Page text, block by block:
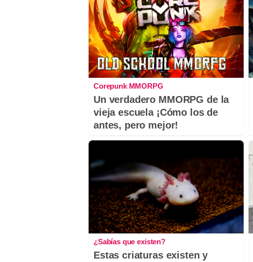
Corepunk MMORPG
Un verdadero MMORPG de la
vieja escuela ¡Cómo los de
antes, pero mejor!
¿Sabías que existen?
Estas criaturas existen y